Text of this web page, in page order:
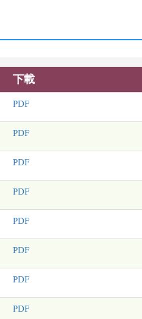
下載
PDF
PDF
PDF
PDF
PDF
PDF
PDF
PDF